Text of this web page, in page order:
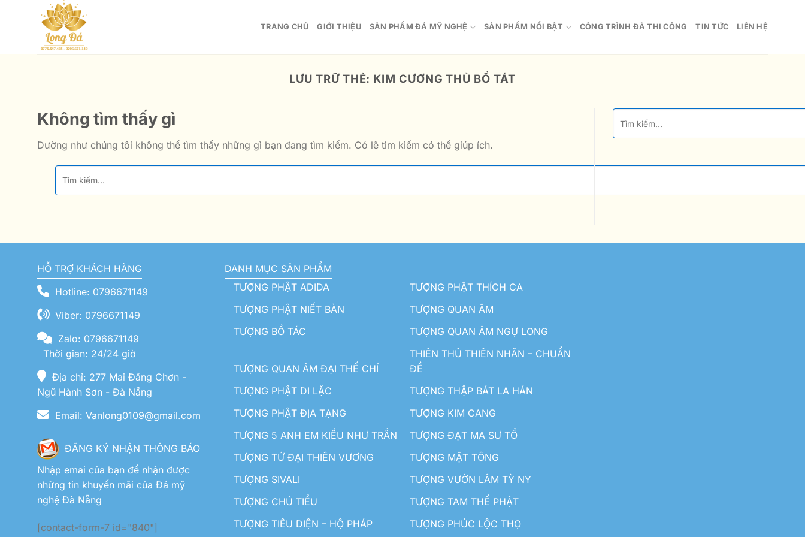
TRANG CHỦ GIỚI THIỆU SẢN PHẨM ĐÁ MỸ NGHỆ SẢN PHẨM NỔI BẬT CÔNG TRÌNH ĐÃ THI CÔNG TIN TỨC LIÊN HỆ
LƯU TRỮ THẺ: KIM CƯƠNG THỦ BỒ TÁT
Không tìm thấy gì
Dường như chúng tôi không thể tìm thấy những gì bạn đang tìm kiếm. Có lẽ tìm kiếm có thể giúp ích.
HỖ TRỢ KHÁCH HÀNG
Hotline: 0796671149
Viber: 0796671149
Zalo: 0796671149
Thời gian: 24/24 giờ
Địa chỉ: 277 Mai Đăng Chơn -
Ngũ Hành Sơn - Đà Nẵng
Email: Vanlong0109@gmail.com
ĐĂNG KÝ NHẬN THÔNG BÁO
Nhập emai của bạn để nhận được
những tin khuyến mãi của Đá mỹ
nghệ Đà Nẵng
[contact-form-7 id="840"]
DANH MỤC SẢN PHẨM
TƯỢNG PHẬT ADIDA
TƯỢNG PHẬT THÍCH CA
TƯỢNG PHẬT NIẾT BÀN
TƯỢNG QUAN ÂM
TƯỢNG BỒ TÁC
TƯỢNG QUAN ÂM NGỰ LONG
TƯỢNG QUAN ÂM ĐẠI THẾ CHÍ
THIÊN THỦ THIÊN NHÃN – CHUẨN
ĐỀ
TƯỢNG PHẬT DI LẶC
TƯỢNG THẬP BÁT LA HÁN
TƯỢNG PHẬT ĐỊA TẠNG
TƯỢNG KIM CANG
TƯỢNG 5 ANH EM KIỀU NHƯ TRẦN
TƯỢNG ĐẠT MA SƯ TỔ
TƯỢNG TỨ ĐẠI THIÊN VƯƠNG
TƯỢNG MẬT TÔNG
TƯỢNG SIVALI
TƯỢNG VƯỜN LÂM TỲ NY
TƯỢNG CHÚ TIỂU
TƯỢNG TAM THẾ PHẬT
TƯỢNG TIÊU DIỆN – HỘ PHÁP
TƯỢNG PHÚC LỘC THỌ